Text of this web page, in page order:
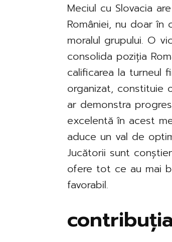
Meciul cu Slovacia
României, nu doar
moralul grupului. O
consolida poziția
calificarea la turneul
organizat, constituie
ar demonstra
excelentă în acest
aduce un val de
Jucătorii sunt
ofere tot ce au mai
favorabil.